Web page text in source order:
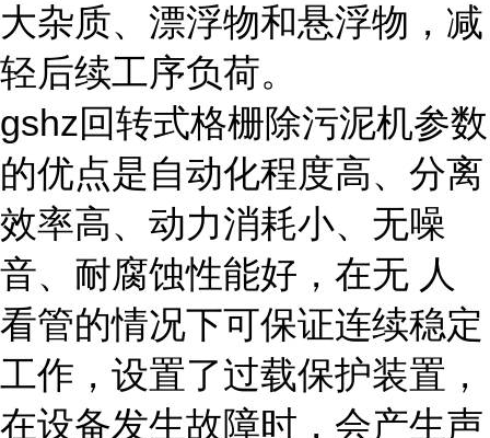
大杂质、漂浮物和悬浮物，减
轻后续工序负荷。
gshz回转式格栅除污泥机参数
的优点是自动化程度高、分离
效率高、动力消耗小、无噪
音、耐腐蚀性能好，在无 人
看管的情况下可保证连续稳定
工作，设置了过载保护装置，
在设备发生故障时，会产生声